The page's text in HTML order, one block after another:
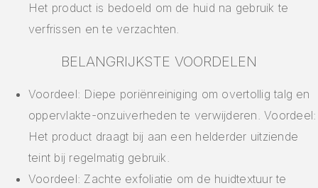
Het product is bedoeld om de huid na gebruik te
verfrissen en te verzachten.
BELANGRIJKSTE VOORDELEN
Voordeel: Diepe poriënreiniging om overtollig talg en
oppervlakte-onzuiverheden te verwijderen. Voordeel:
Het product draagt bij aan een helderder uitziende
teint bij regelmatig gebruik.
Voordeel: Zachte exfoliatie om de huidtextuur te